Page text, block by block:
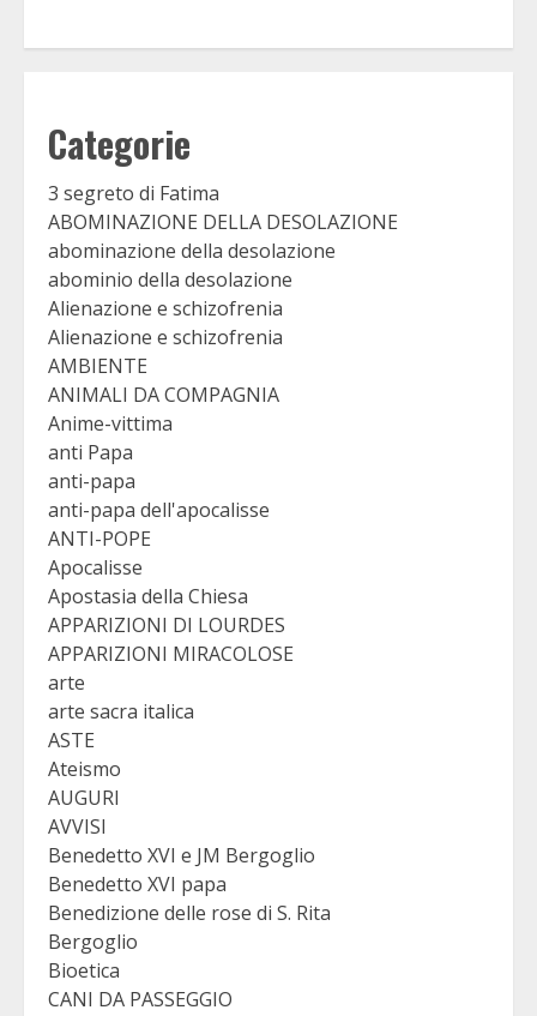
Categorie
3 segreto di Fatima
ABOMINAZIONE DELLA DESOLAZIONE
abominazione della desolazione
abominio della desolazione
Alienazione e schizofrenia
Alienazione e schizofrenia
AMBIENTE
ANIMALI DA COMPAGNIA
Anime-vittima
anti Papa
anti-papa
anti-papa dell'apocalisse
ANTI-POPE
Apocalisse
Apostasia della Chiesa
APPARIZIONI DI LOURDES
APPARIZIONI MIRACOLOSE
arte
arte sacra italica
ASTE
Ateismo
AUGURI
AVVISI
Benedetto XVI e JM Bergoglio
Benedetto XVI papa
Benedizione delle rose di S. Rita
Bergoglio
Bioetica
CANI DA PASSEGGIO